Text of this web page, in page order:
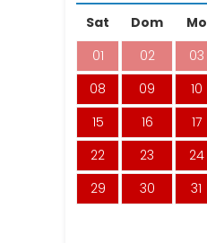
Sat Dom Mo
01
02 03
08
09 10
15
16 17
22
23 24
29
30 31